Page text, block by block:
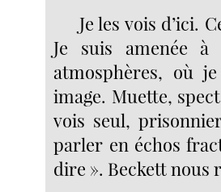
Je les vois d’ici.
Je suis amenée
atmosphères, où
image. Muette,
vois seul,
parler en échos
dire ». Beckett nous